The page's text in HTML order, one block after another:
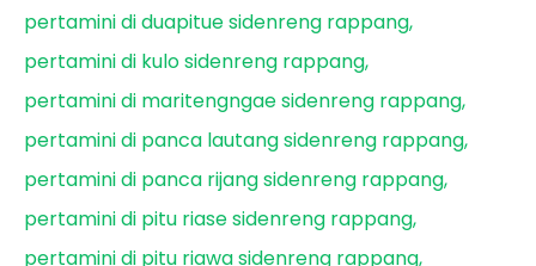
pertamini di duapitue sidenreng rappang
pertamini di kulo sidenreng rappang
pertamini di maritengngae sidenreng rappang
pertamini di panca lautang sidenreng rappang
pertamini di panca rijang sidenreng rappang
pertamini di pitu riase sidenreng rappang
pertamini di pitu riawa sidenreng rappang